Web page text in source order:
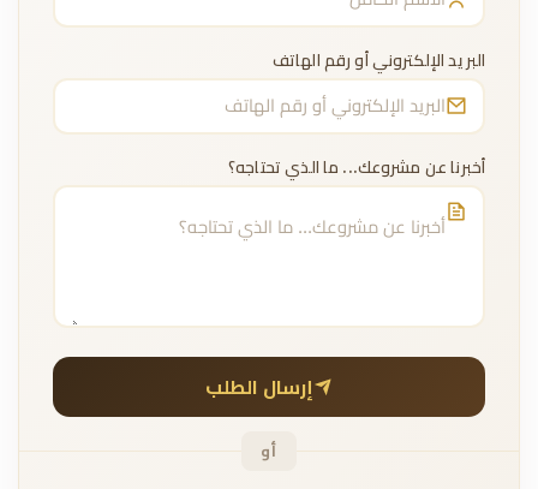
البريد الإلكتروني أو رقم الهاتف
أخبرنا عن مشروعك... ما الذي تحتاجه؟
إرسال الطلب
أو